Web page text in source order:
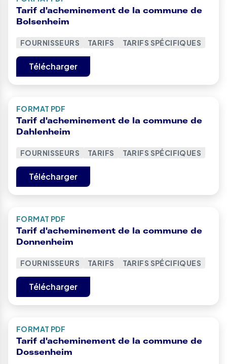
Tarif d'acheminement de la commune de
Bolsenheim
FOURNISSEURS TARIFS TARIFS SPÉCIFIQUES
Télécharger
FORMAT PDF
Tarif d'acheminement de la commune de
Dahlenheim
FOURNISSEURS TARIFS TARIFS SPÉCIFIQUES
Télécharger
FORMAT PDF
Tarif d'acheminement de la commune de
Donnenheim
FOURNISSEURS TARIFS TARIFS SPÉCIFIQUES
Télécharger
FORMAT PDF
Tarif d'acheminement de la commune de
Dossenheim